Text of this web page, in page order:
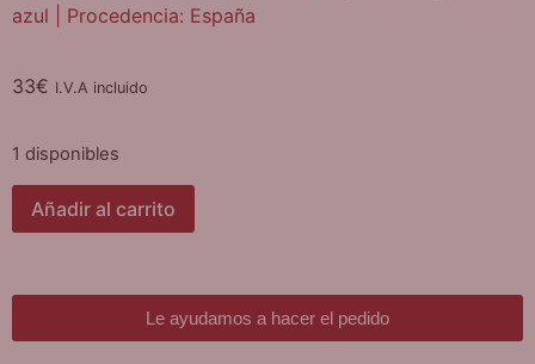
azul | Procedencia: España
33€ I.V.A incluido
1 disponibles
Añadir al carrito
Le ayudamos a hacer el pedido